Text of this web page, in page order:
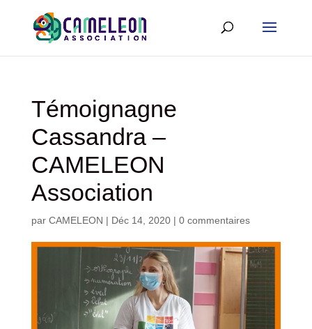
Témoignagne
Cassandra –
CAMELEON
Association
par CAMELEON | Déc 14, 2020| 0 commentaires